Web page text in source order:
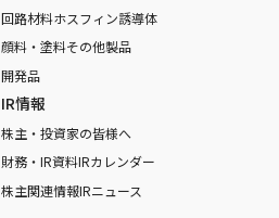
回路材料ホスフィン誘導体
顔料・塗料その他製品
開発品
IR情報
株主・投資家の皆様へ
財務・IR資料IRカレンダー
株主関連情報IRニュース